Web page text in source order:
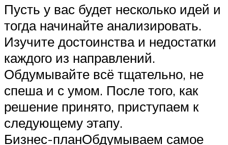
Пусть у вас будет несколько идей и
тогда начинайте анализировать.
Изучите достоинства и недостатки
каждого из направлений.
Обдумывайте всё тщательно, не
спеша и с умом. После того, как
решение принято, приступаем к
следующему этапу.
Бизнес-планОбдумываем самое